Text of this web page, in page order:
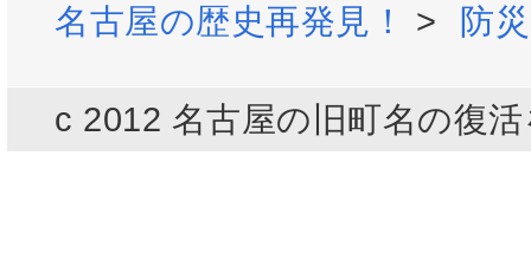
名古屋の歴史再発見！ > 防
c 2012 名古屋の旧町名の復